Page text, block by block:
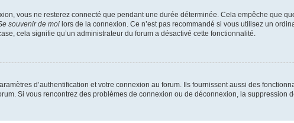
vous ne resterez connecté que pendant une durée déterminée. Cela empêche que
souvenir de moi lors de la connexion. Ce n’est pas recommandé si vous utilisez un
cela signifie qu’un administrateur du forum a désactivé cette fonctionnalité.
d’authentification et votre connexion au forum. Ils fournissent aussi des
Si vous rencontrez des problèmes de connexion ou de déconnexion, la suppression